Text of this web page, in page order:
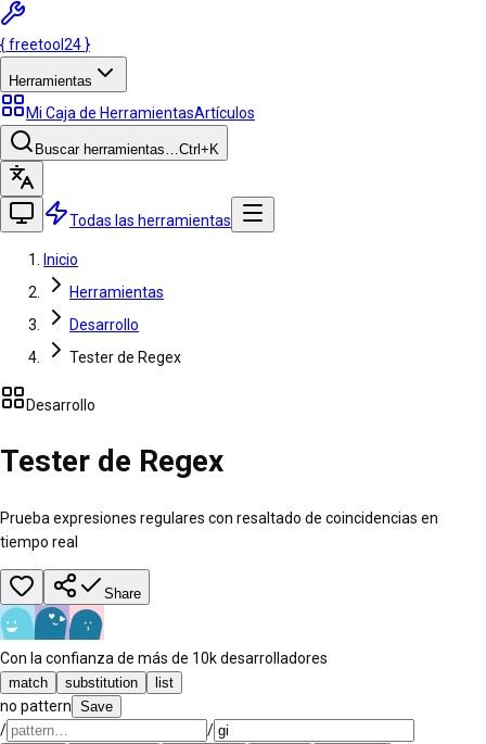
{freetool 24 }
Herramientas
Mi Caja de HerramientasArtículos
Buscar herramientas…Ctrl +K
Todas las herramientas
Inicio
Herramientas
Desarrollo
Tester de Regex
Desarrollo
Tester de Regex
Prueba expresiones regulares con resaltado de coincidencias en
tiempo real
Share
Con la confianza de más de 10k desarrolladores
match substitution list
no pattern Save
/ /